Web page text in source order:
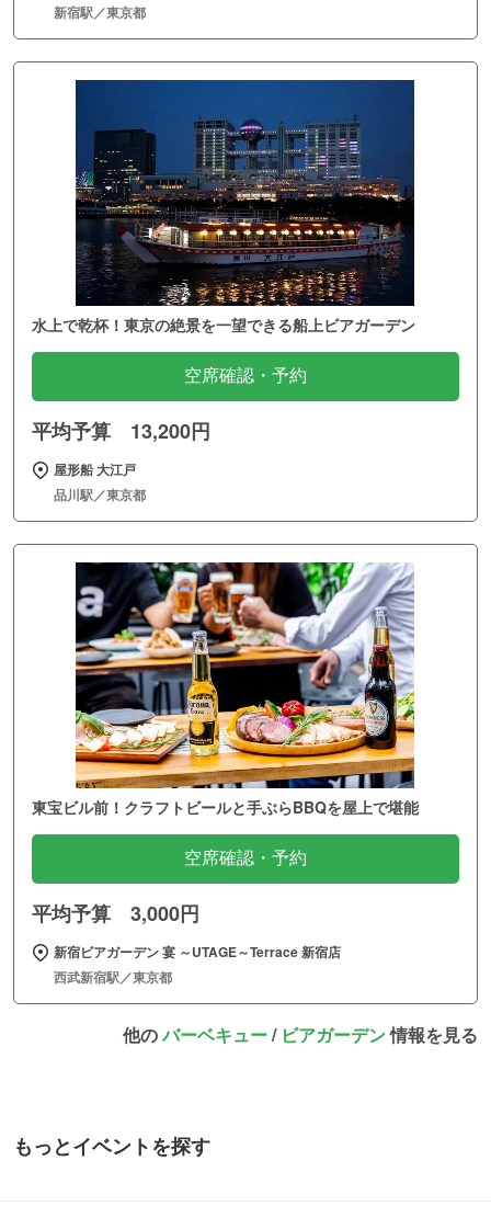
新宿駅／東京都
水上で乾杯！東京の絶景を一望できる船上ビアガーデン
空席確認・予約
平均予算 13,200円
屋形船 大江戸
品川駅／東京都
東宝ビル前！クラフトビールと手ぶらBBQを屋上で堪能
空席確認・予約
平均予算 3,000円
新宿ビアガーデン 宴 ～UTAGE～Terrace 新宿店
西武新宿駅／東京都
他のバーベキュー/ ビアガーデン情報を見る
もっとイベントを探す